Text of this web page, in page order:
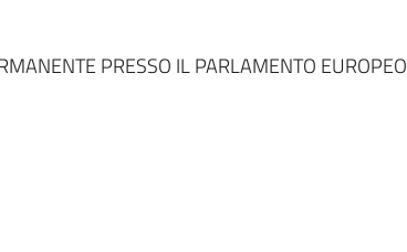
PRESSO IL PARLAMENTO EUROPEO